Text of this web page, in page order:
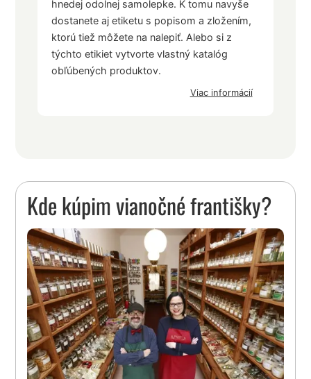
hnedej odolnej samolepke. K tomu navyše
dostanete aj etiketu s popisom a zložením,
ktorú tiež môžete na nalepiť. Alebo si z
týchto etikiet vytvorte vlastný katalóg
obľúbených produktov.
Viac informácií
Kde kúpim vianočné františky?